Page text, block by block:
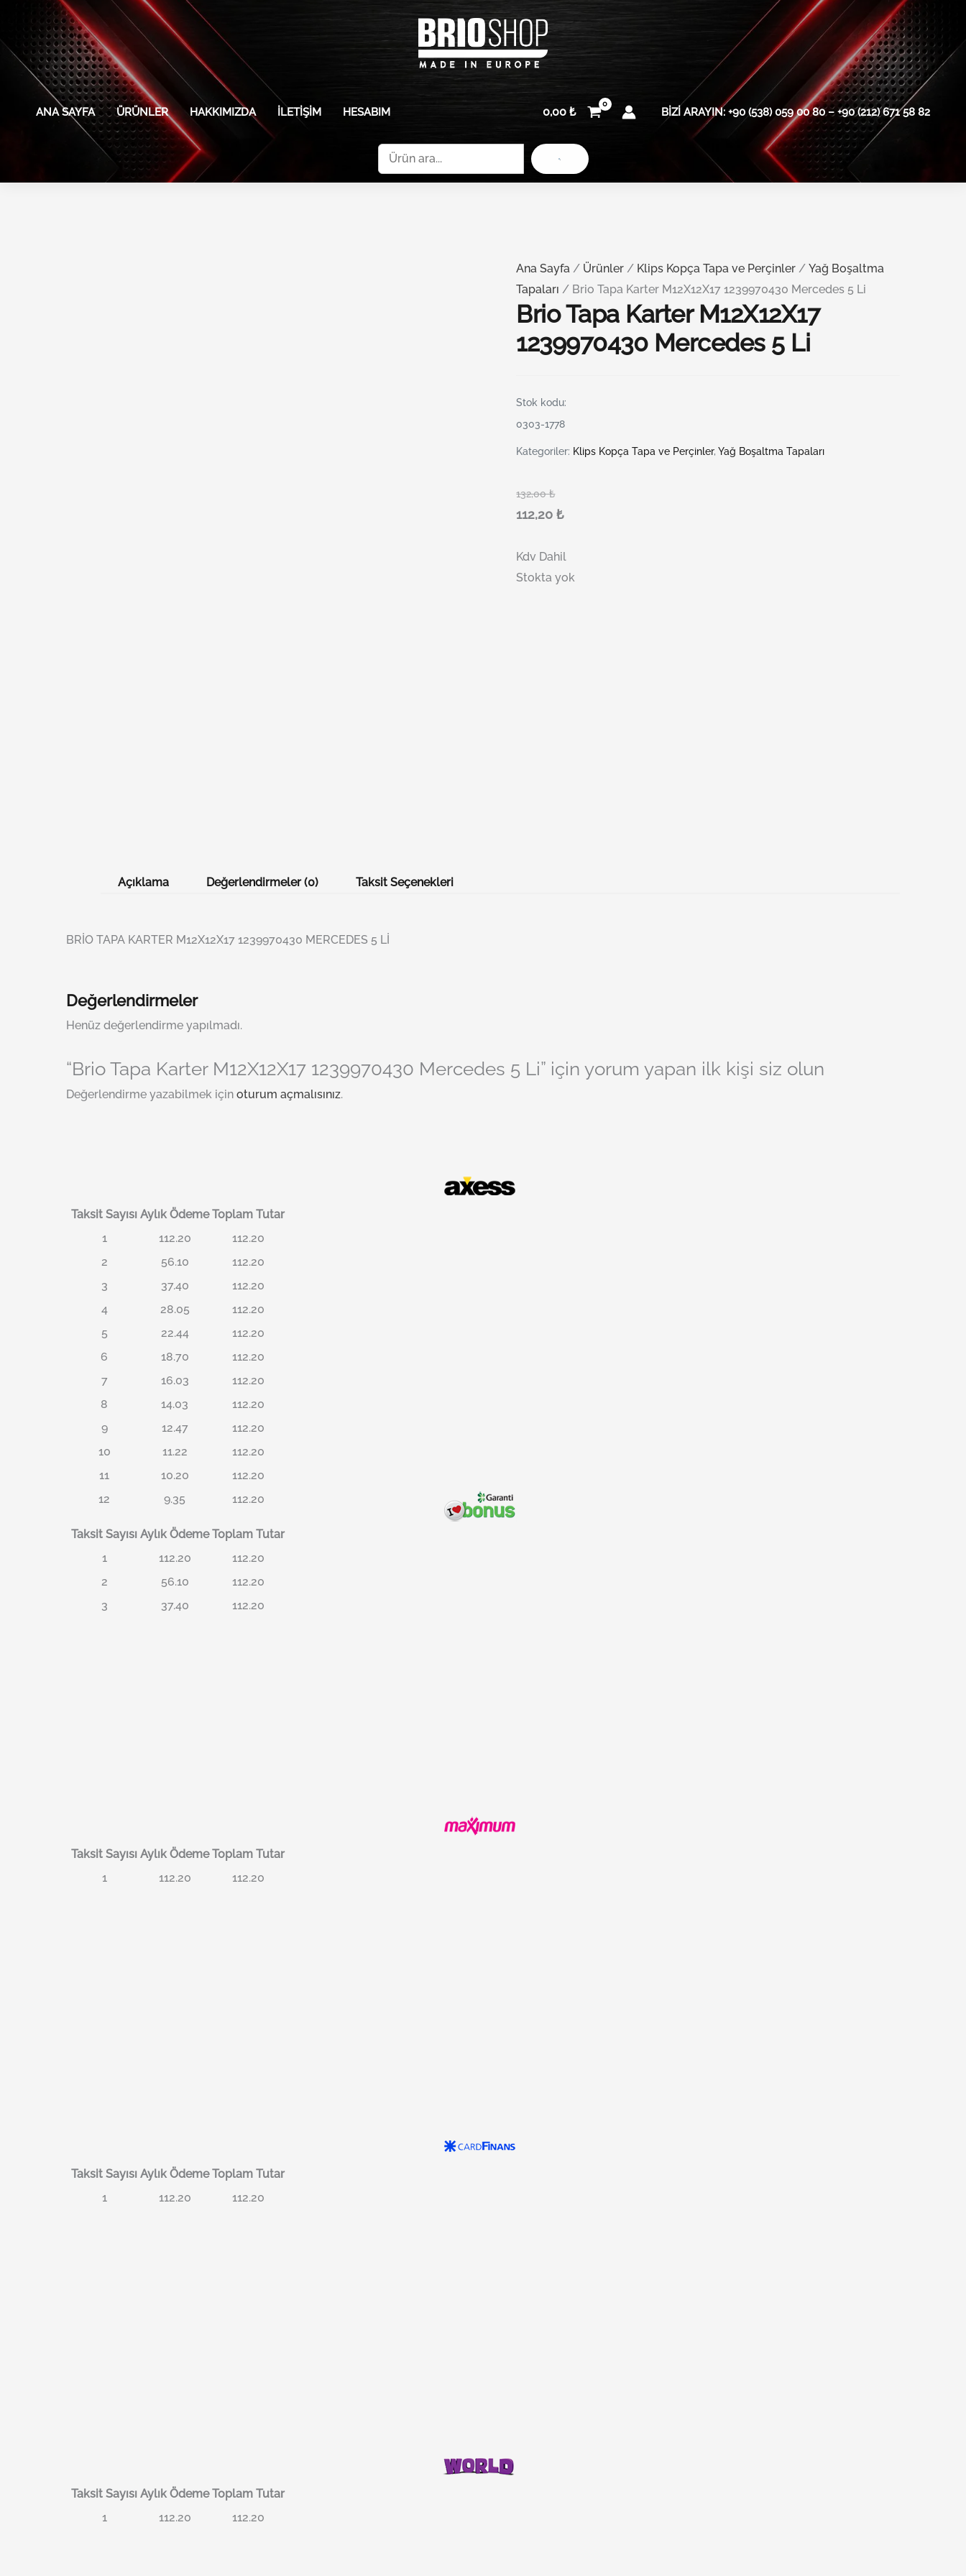
ANA SAYFA ÜRÜNLER HAKKIMIZDA İLETIŞIM HESABIM 0,00 ₺ BIZI ARAYIN: +90 (538) 059 00 80 – +90 (212) 671 58 82
Ara
Ana Sayfa / Ürünler / Klips Kopça Tapa ve Perçinler /Yağ Boşaltma
Tapaları / Brio Tapa Karter M12X12X17 1239970430 Mercedes 5 Li
Brio Tapa Karter M12X12X17
1239970430 Mercedes 5 Li
Stok kodu:
0303-1778
Kategoriler: Klips Kopça Tapa ve Perçinler,Yağ Boşaltma Tapaları
132,00₺
112,20₺
Kdv Dahil
Stokta yok
Açıklama Değerlendirmeler (0) Taksit Seçenekleri
BRİO TAPA KARTER M12X12X17 1239970430 MERCEDES 5 Lİ
Değerlendirmeler
Henüz değerlendirme yapılmadı.
“Brio Tapa Karter M12X12X17 1239970430 Mercedes 5 Li” için yorum yapan ilk kişi siz olun
Değerlendirme yazabilmek için oturum açmalısınız.
Taksit Sayısı Aylık Ödeme Toplam Tutar
1
112.20
112.20
2
56.10
112.20
3
37.40
112.20
4
28.05
112.20
5
22.44
112.20
6
18.70
112.20
7
16.03
112.20
8
14.03
112.20
9
12.47
112.20
10
11.22
112.20
11
10.20
112.20
12
9.35 112.20
Taksit Sayısı Aylık Ödeme Toplam Tutar
1
112.20
112.20
2
56.10
112.20
3
37.40 112.20
Taksit Sayısı Aylık Ödeme Toplam Tutar
1
112.20 112.20
Taksit Sayısı Aylık Ödeme Toplam Tutar
1
112.20 112.20
Taksit Sayısı Aylık Ödeme Toplam Tutar
1
112.20 112.20